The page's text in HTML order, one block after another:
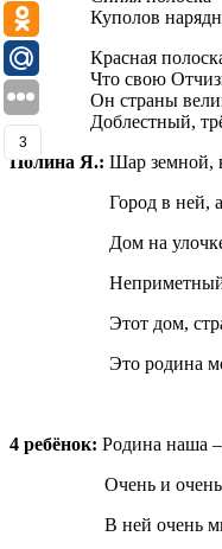
Куполов нарядных,
Красная полоска –
Что свою Отчизну
Он страны великой
Доблестный,
Полина Я.: Шар земной,
Город в ней, а в
Дом на улочке
Неприметный,
Этот дом,
Это родина
(С.
4 ребёнок: Родина наша –
Очень и очень
В ней очень много
3